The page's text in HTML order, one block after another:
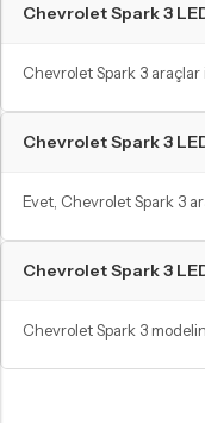
Chevrolet Spark 3
Chevrolet Spark 3 araçlar
Chevrolet Spark 3
Evet, Chevrolet Spark 3
Chevrolet Spark 3
Chevrolet Spark 3